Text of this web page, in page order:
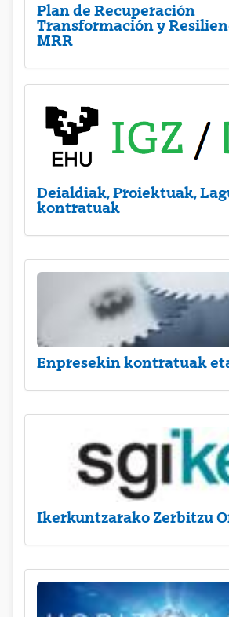
Plan de Recuperación
Transformación y
MRR
Deialdiak, Proiektuak,
kontratuak
Enpresekin kontratuak
Ikerkuntzarako Zerbitzu